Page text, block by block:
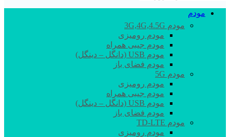
مودم
مودم 3G,4G,4.5G
مودم رومیزی
مودم جیبی همراه
مودم USB (دانگل – دینگل)
مودم فضای باز
مودم 5G
مودم رومیزی
مودم جیبی همراه
مودم USB (دانگل – دینگل)
مودم فضای باز
مودم TD-LTE
مودم رومیزی